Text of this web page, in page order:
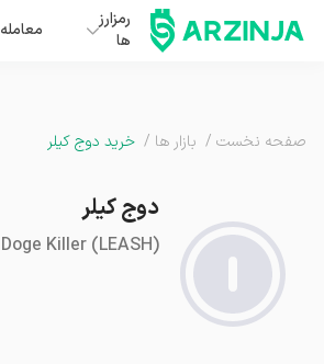
رمزارز
ها
معامله
صفحه نخست / بازار ها / خرید دوج کیلر
دوج کیلر
Doge Killer(LEASH)